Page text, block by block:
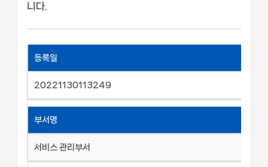
니다.
등록일
20221130113249
부서명
서비스 관리부서